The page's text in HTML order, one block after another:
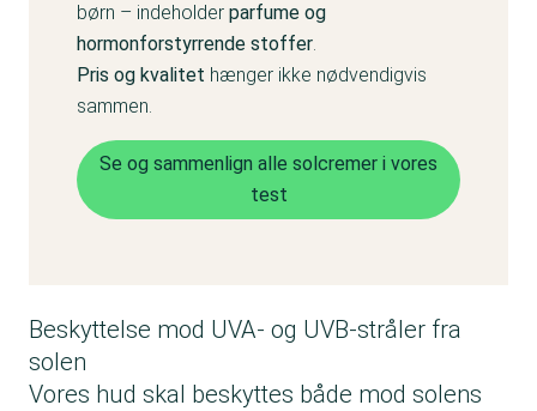
børn – indeholder parfume og
hormonforstyrrende stoffer.
Pris og kvalitet hænger ikke nødvendigvis
sammen.
Se og sammenlign alle solcremer i vores
test
Beskyttelse mod UVA- og UVB-stråler fra
solen
Vores hud skal beskyttes både mod solens